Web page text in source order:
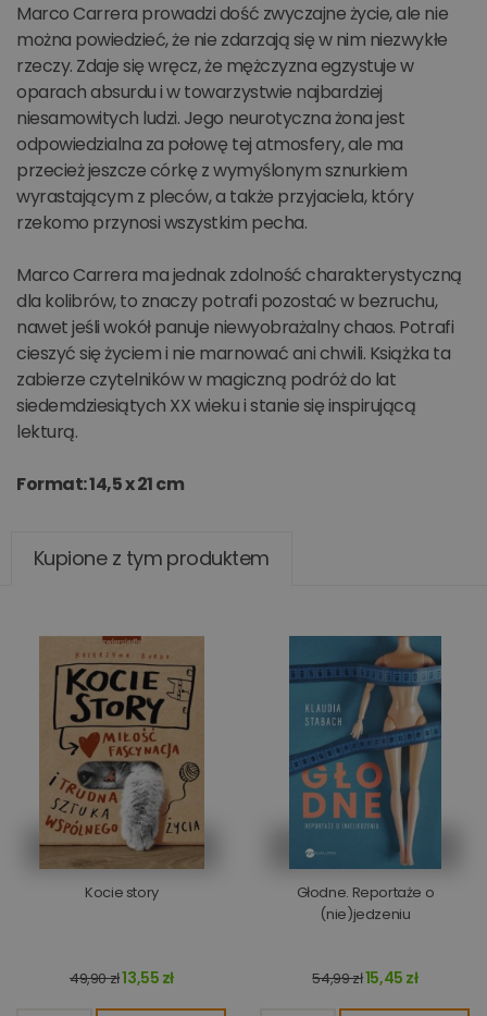
Marco Carrera prowadzi dość zwyczajne życie, ale nie
można powiedzieć, że nie zdarzają się w nim niezwykłe
rzeczy. Zdaje się wręcz, że mężczyzna egzystuje w
oparach absurdu i w towarzystwie najbardziej
niesamowitych ludzi. Jego neurotyczna żona jest
odpowiedzialna za połowę tej atmosfery, ale ma
przecież jeszcze córkę z wymyślonym sznurkiem
wyrastającym z pleców, a także przyjaciela, który
rzekomo przynosi wszystkim pecha.
Marco Carrera ma jednak zdolność charakterystyczną
dla kolibrów, to znaczy potrafi pozostać w bezruchu,
nawet jeśli wokół panuje niewyobrażalny chaos. Potrafi
cieszyć się życiem i nie marnować ani chwili. Książka ta
zabierze czytelników w magiczną podróż do lat
siedemdziesiątych XX wieku i stanie się inspirującą
lekturą.
Format: 14,5 x 21 cm
Kupione z tym produktem
Kocie story
49,90 zł13,55 zł
Głodne. Reportaże o
(nie)jedzeniu
54,99 zł15,45 zł